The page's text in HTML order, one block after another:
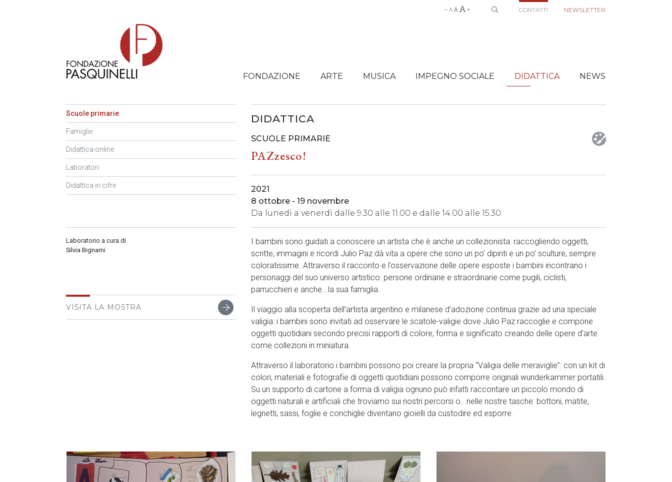
CONTATTI NEWSLETTER
FONDAZIONE ARTE MUSICA IMPEGNO SOCIALE DIDATTICA NEWS
Scuole primarie
Famiglie
Didattica online
Laboratori
Didattica in cifre
DIDATTICA
SCUOLE PRIMARIE
PAZzesco!
2021
8 ottobre - 19 novembre
Da lunedì a venerdì dalle 9.30 alle 11.00 e dalle 14.00 alle 15.30
Laboratorio a cura di
Silvia Bignami
VISITA LA MOSTRA
I bambini sono guidati a conoscere un artista che è anche un collezionista: raccogliendo oggetti,
scritte, immagini e ricordi Julio Paz dà vita a opere che sono un po’ dipinti e un po’ sculture, sempre
coloratissime. Attraverso il racconto e l’osservazione delle opere esposte i bambini incontrano i
personaggi del suo universo artistico: persone ordinarie e straordinarie come pugili, ciclisti,
parrucchieri e anche...la sua famiglia.
Il viaggio alla scoperta dell’artista argentino e milanese d’adozione continua grazie ad una speciale
valigia: i bambini sono invitati ad osservare le scatole-valigie dove Julio Paz raccoglie e compone
oggetti quotidiani secondo precisi rapporti di colore, forma e significato creando delle opere d’arte
come collezioni in miniatura.
Attraverso il laboratorio i bambini possono poi creare la propria “Valigia delle meraviglie”: con un kit di
colori, materiali e fotografie di oggetti quotidiani possono comporre originali wunderkammer portatili.
Su un supporto di cartone a forma di valigia ognuno può infatti raccontare un piccolo mondo di
oggetti naturali e artificiali che troviamo sui nostri percorsi o...nelle nostre tasche: bottoni, matite,
legnetti, sassi, foglie e conchiglie diventano gioielli da custodire ed esporre.